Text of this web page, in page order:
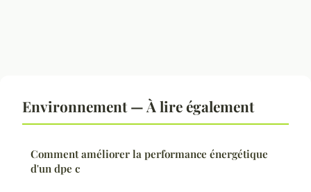
Environnement — À lire également
Comment améliorer la performance énergétique
d'un dpe c